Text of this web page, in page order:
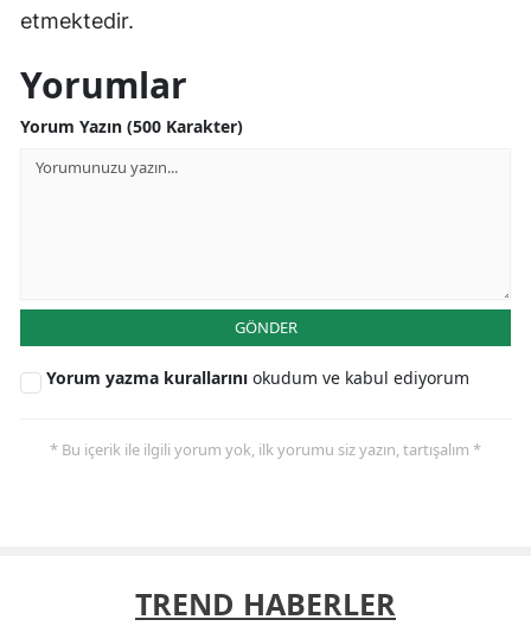
etmektedir.
Yorumlar
Yorum Yazın (500 Karakter)
GÖNDER
Yorum yazma kurallarını okudum ve kabul ediyorum
* Bu içerik ile ilgili yorum yok, ilk yorumu siz yazın, tartışalım *
TREND HABERLER